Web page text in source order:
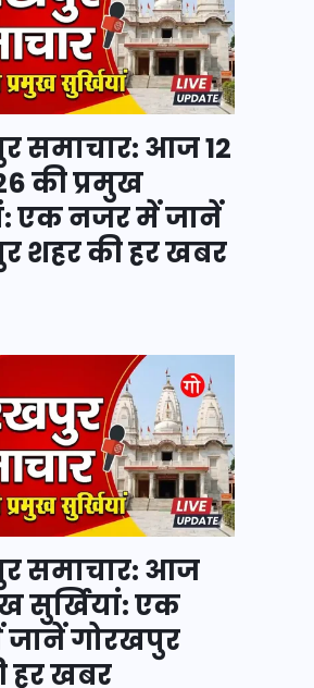
समाचार: आज 12
की प्रमुख
एक नजर में जानें
शहर की हर खबर
समाचार: आज
सुर्खियां: एक
गोरखपुर
हर खबर